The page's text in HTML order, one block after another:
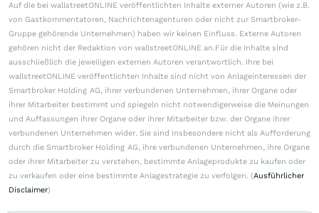
Auf die bei wallstreetONLINE veröffentlichten Inhalte externer Autoren (wie z.B.
von Gastkommentatoren, Nachrichtenagenturen oder nicht zur Smartbroker-
Gruppe gehörende Unternehmen) haben wir keinen Einfluss. Externe Autoren
gehören nicht der Redaktion von wallstreetONLINE an.Für die Inhalte sind
ausschließlich die jeweiligen externen Autoren verantwortlich. Ihre bei
wallstreetONLINE veröffentlichten Inhalte sind nicht von Anlageinteressen der
Smartbroker Holding AG, ihrer verbundenen Unternehmen, ihrer Organe oder
ihrer Mitarbeiter bestimmt und spiegeln nicht notwendigerweise die Meinungen
und Auffassungen ihrer Organe oder ihrer Mitarbeiter bzw. der Organe ihrer
verbundenen Unternehmen wider. Sie sind insbesondere nicht als Aufforderung
durch die Smartbroker Holding AG, ihre verbundenen Unternehmen, ihre Organe
oder ihrer Mitarbeiter zu verstehen, bestimmte Anlageprodukte zu kaufen oder
zu verkaufen oder eine bestimmte Anlagestrategie zu verfolgen. (Ausführlicher
Disclaimer)